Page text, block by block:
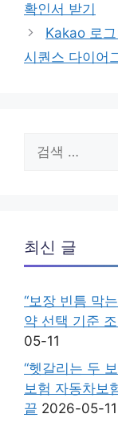
리
확인서 받기
Kakao 로
시퀀스 다이어
색:
최신 글
“보장 빈틈 막
약 선택 기준
05-11
“헷갈리는 두
보험 자동차보
끝 2026-05-11